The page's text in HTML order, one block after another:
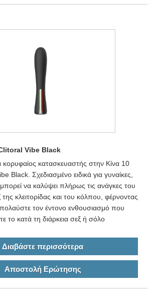
Clitoral Vibe Black
κορυφαίος κατασκευαστής στην Κίνα 10
Black. Σχεδιασμένο ειδικά για γυναίκες,
μπορεί να καλύψει πλήρως τις ανάγκες του
κλειτορίδας και του κόλπου, φέρνοντας
τον έντονο ενθουσιασμό που
το κατά τη διάρκεια σεξ ή σόλο
Διαβάστε περισσότερα
Αποστολή Ερώτησης